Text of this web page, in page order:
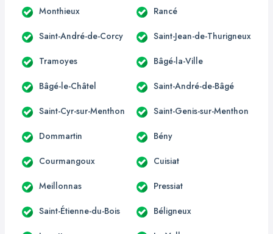
Monthieux Rancé
Saint-André-de-Corcy Saint-Jean-de-Thurigneux
Tramoyes Bâgé-la-Ville
Bâgé-le-Châtel Saint-André-de-Bâgé
Saint-Cyr-sur-Menthon Saint-Genis-sur-Menthon
Dommartin Bény
Courmangoux Cuisiat
Meillonnas Pressiat
Saint-Étienne-du-Bois Béligneux